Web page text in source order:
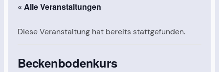
« Alle Veranstaltungen
Diese Veranstaltung hat bereits stattgefunden.
Beckenbodenkurs